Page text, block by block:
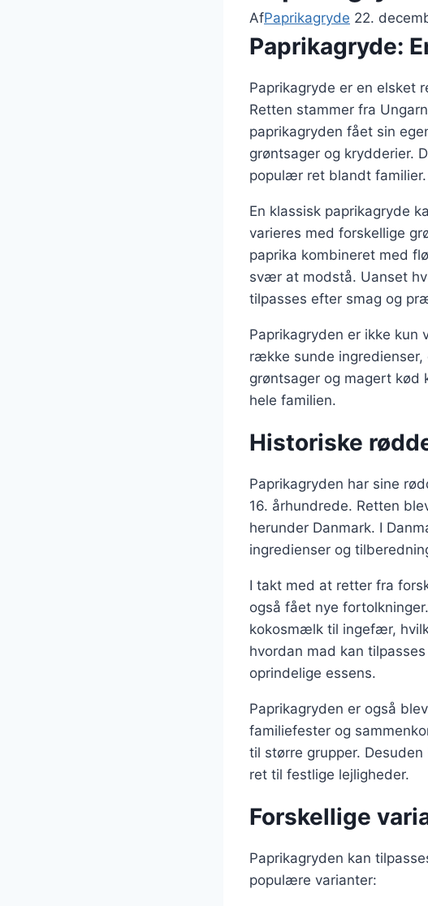
AfPaprikagryde 22.
Paprikagryde:
Paprikagryde er en elsket
Retten stammer fra
paprikagryden fået sin
grøntsager og krydderier.
populær ret blandt familier.
En klassisk paprikagryde
varieres med forskellige
paprika kombineret med
svær at modstå. Uanset
tilpasses efter smag og
Paprikagryden er ikke
række sunde
grøntsager og magert
hele familien.
Historiske
Paprikagryden har sine
16. århundrede. Retten
herunder Danmark. I
ingredienser og
I takt med at retter fra
også fået nye
kokosmælk til ingefær,
hvordan mad kan
oprindelige essens.
Paprikagryden er også
familiefester og
til større grupper.
ret til festlige lejligheder.
Forskellige
Paprikagryden kan
populære varianter: